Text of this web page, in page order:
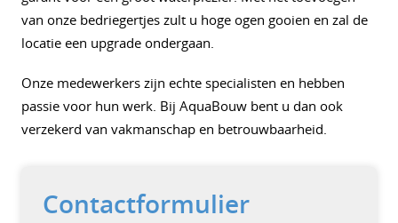
van onze bedriegertjes zult u hoge ogen gooien en zal de
locatie een upgrade ondergaan.
Onze medewerkers zijn echte specialisten en hebben
passie voor hun werk. Bij AquaBouw bent u dan ook
verzekerd van vakmanschap en betrouwbaarheid.
Contactformulier